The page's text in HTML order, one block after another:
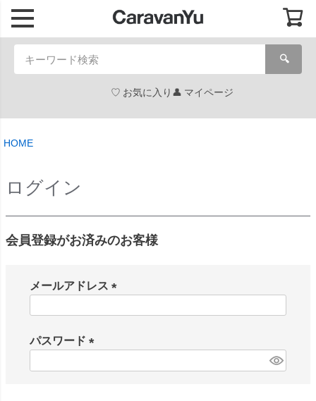
🔍
お気に入り マイページ
HOME
ログイン
会員登録がお済みのお客様
メールアドレス
パスワード